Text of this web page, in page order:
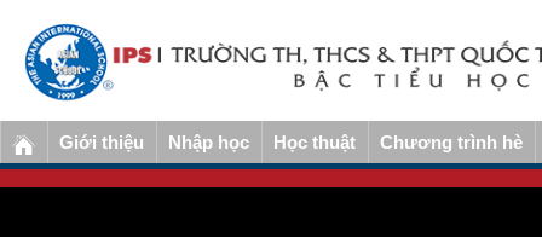
Giới thiệu Nhập học Học thuật Chương trình hè